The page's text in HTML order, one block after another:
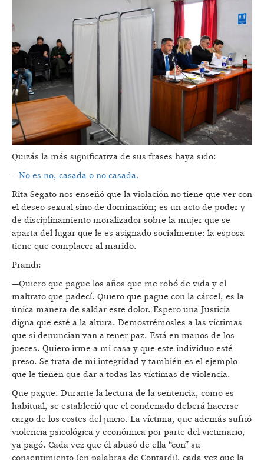
Quizás la más significativa de sus frases haya sido:
—No es no, casada o no casada.
Rita Segato nos enseñó que la violación no tiene que ver con
el deseo sexual sino de dominación; es un acto de poder y
de disciplinamiento moralizador sobre la mujer que se
aparta del lugar que le es asignado socialmente: la esposa
tiene que complacer al marido.
Prandi:
—Quiero que pague los años que me robó de vida y el
maltrato que padecí. Quiero que pague con la cárcel, es la
única manera de saldar este dolor. Espero una Justicia
digna que esté a la altura. Demostrémosles a las víctimas
que si denuncian van a tener paz. Está en manos de los
jueces. Quiero irme a mi casa y que este individuo esté
preso. Se trata de mi integridad y también es el ejemplo
que le tienen que dar a todas las víctimas de violencia.
Que pague. Durante la lectura de la sentencia, como es
habitual, se estableció que el condenado deberá hacerse
cargo de los costes del juicio. La víctima, que además sufrió
violencia psicológica y económica por parte del victimario,
ya pagó. Cada vez que él abusó de ella “con” su
consentimiento (en palabras de Contardi), cada vez que la